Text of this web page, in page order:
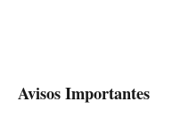
Avisos Importantes